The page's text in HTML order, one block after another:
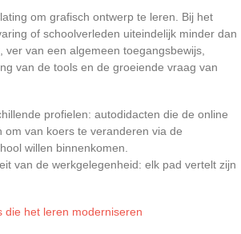
om grafisch ontwerp te leren. Bij het
of schoolverleden uiteindelijk minder dan
van een algemeen toegangsbewijs,
van de tools en de groeiende vraag van
profielen: autodidacten die de online
van koers te veranderen via de
willen binnenkomen.
van de werkgelegenheid: elk pad vertelt zijn
die het leren moderniseren